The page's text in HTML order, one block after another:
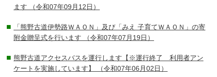
ます （令和07年09月12日）
「熊野古道伊勢路ＷＡＯＮ」及び「みえ 子育てＷＡＯＮ」の寄
附金贈呈式を行います （令和07年07月19日）
熊野古道アクセスバスを運行します【※運行終了 利用者アン
ケートを実施しています】
（令和07年06月02日）